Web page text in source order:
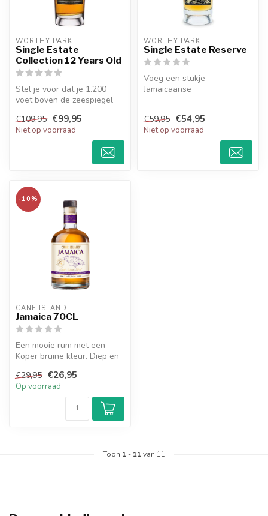
WORTHY PARK
Single Estate
Collection 12 Years Old
Stel je voor dat je 1.200
voet boven de zeespiegel
...
€109,95 €99,95
Niet op voorraad
WORTHY PARK
Single Estate Reserve
Voeg een stukje
Jamaicaanse
€59,95 €54,95
Niet op voorraad
-10%
CANE ISLAND
Jamaica 70CL
Een mooie rum met een
Koper bruine kleur. Diep en
€29,95 €26,95
Op voorraad
Toon 1 - 11van 11